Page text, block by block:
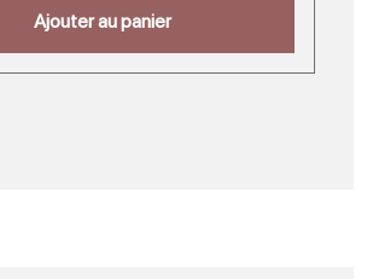
Ajouter au panier